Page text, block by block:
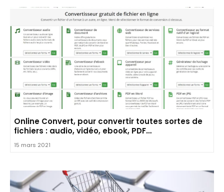
Online Convert, pour convertir toutes sortes de
fichiers : audio, vidéo, ebook, PDF…
15 mars 2021